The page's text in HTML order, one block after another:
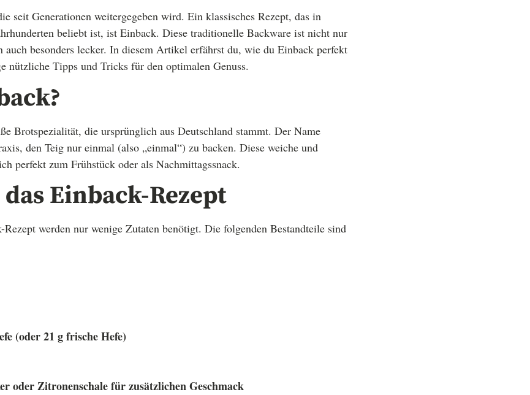
seit Generationen weitergegeben wird. Ein klassisches Rezept, das in
beliebt ist, ist Einback. Diese traditionelle Backware ist nicht nur
auch besonders lecker. In diesem Artikel erfährst du, wie du Einback perfekt
nützliche Tipps und Tricks für den optimalen Genuss.
Brotspezialität, die ursprünglich aus Deutschland stammt. Der Name
den Teig nur einmal (also „einmal“) zu backen. Diese weiche und
perfekt zum Frühstück oder als Nachmittagssnack.
Einback-Rezept
werden nur wenige Zutaten benötigt. Die folgenden Bestandteile sind
(oder 21 g frische Hefe)
oder Zitronenschale für zusätzlichen Geschmack